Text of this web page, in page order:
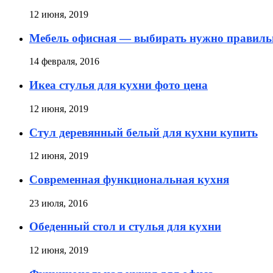
12 июня, 2019
Мебель офисная — выбирать нужно
14 февраля, 2016
Икеа стулья для кухни фото цена
12 июня, 2019
Стул деревянный белый для кухни купить
12 июня, 2019
Современная функциональная кухня
23 июля, 2016
Обеденный стол и стулья для кухни
12 июня, 2019